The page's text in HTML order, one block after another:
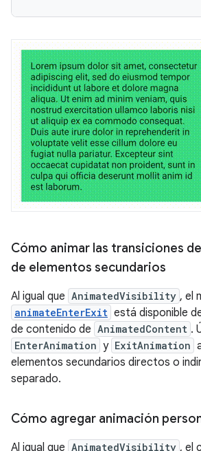
Cómo animar las transiciones
de elementos secundarios
Al igual que AnimatedVisibility , el
animateEnterExit está disponible
de contenido de AnimatedContent .
EnterAnimation y ExitAnimation
elementos secundarios directos o
separado.
Cómo agregar animación
Al igual que AnimatedVisibility , el